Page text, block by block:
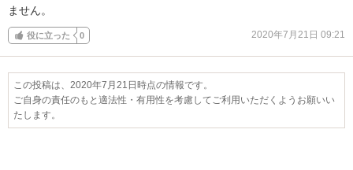
ません。
役に立った 0 2020年7月21日 09:21
この投稿は、2020年7月21日時点の情報です。
ご自身の責任のもと適法性・有用性を考慮してご利用いただくようお願いい
たします。